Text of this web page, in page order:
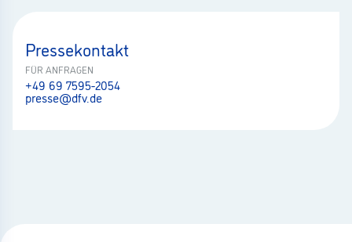
Pressekontakt
FÜR ANFRAGEN
+49 69 7595-2054
presse@dfv.de